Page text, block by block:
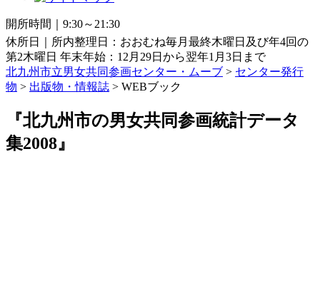
開所時間｜9:30～21:30
休所日｜所内整理日：おおむね毎月最終木曜日及び年4回の
第2木曜日 年末年始：12月29日から翌年1月3日まで
北九州市立男女共同参画センター・ムーブ > センター発行
物 > 出版物・情報誌 > WEBブック
『北九州市の男女共同参画統計データ
集2008』